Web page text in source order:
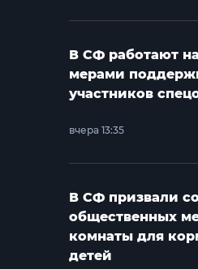
В СФ работают
мерами
участников
вчера 13:35
В СФ призвали
общественных
комнаты для
детей